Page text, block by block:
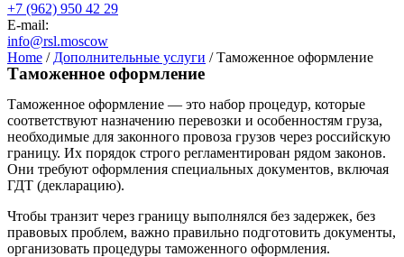
+7 (962) 950 42 29
E-mail:
info@rsl.moscow
Home / Дополнительные услуги / Таможенное оформление
Таможенное оформление
Таможенное оформление — это набор процедур, которые
соответствуют назначению перевозки и особенностям груза,
необходимые для законного провоза грузов через российскую
границу. Их порядок строго регламентирован рядом законов.
Они требуют оформления специальных документов, включая
ГДТ (декларацию).
Чтобы транзит через границу выполнялся без задержек, без
правовых проблем, важно правильно подготовить документы,
организовать процедуры таможенного оформления.